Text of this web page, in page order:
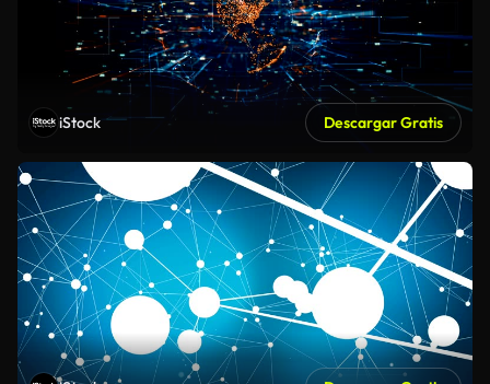
iStock Descargar Gratis